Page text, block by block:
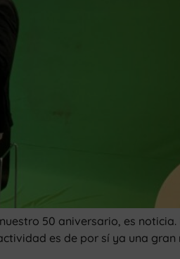
50 aniversario, es noticia.
es de por sí ya una gran